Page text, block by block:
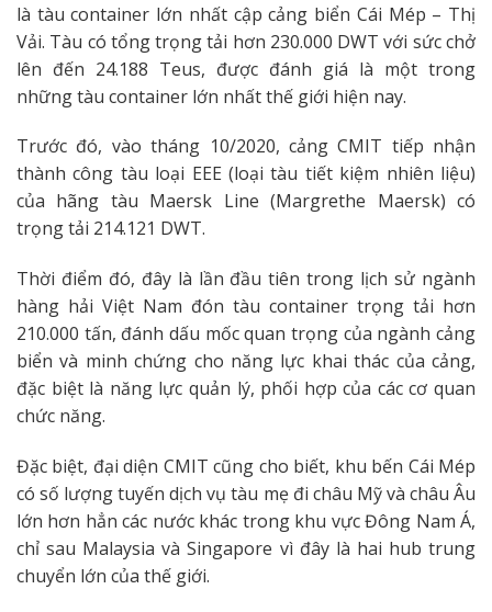
là tàu container lớn nhất cập cảng biển Cái Mép – Thị
Vải. Tàu có tổng trọng tải hơn 230.000 DWT với sức chở
lên đến 24.188 Teus, được đánh giá là một trong
những tàu container lớn nhất thế giới hiện nay.
Trước đó, vào tháng 10/2020, cảng CMIT tiếp nhận
thành công tàu loại EEE (loại tàu tiết kiệm nhiên liệu)
của hãng tàu Maersk Line (Margrethe Maersk) có
trọng tải 214.121 DWT.
Thời điểm đó, đây là lần đầu tiên trong lịch sử ngành
hàng hải Việt Nam đón tàu container trọng tải hơn
210.000 tấn, đánh dấu mốc quan trọng của ngành cảng
biển và minh chứng cho năng lực khai thác của cảng,
đặc biệt là năng lực quản lý, phối hợp của các cơ quan
chức năng.
Đặc biệt, đại diện CMIT cũng cho biết, khu bến Cái Mép
có số lượng tuyến dịch vụ tàu mẹ đi châu Mỹ và châu Âu
lớn hơn hẳn các nước khác trong khu vực Đông Nam Á,
chỉ sau Malaysia và Singapore vì đây là hai hub trung
chuyển lớn của thế giới.